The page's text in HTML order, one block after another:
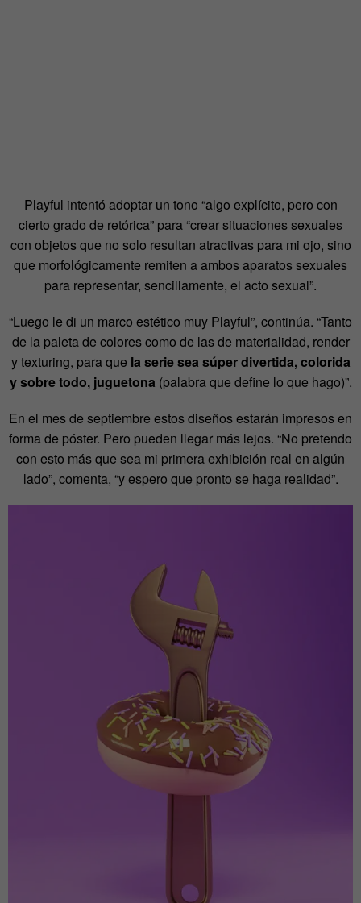
Playful intentó adoptar un tono “algo explícito, pero con
cierto grado de retórica” para “crear situaciones sexuales
con objetos que no solo resultan atractivas para mi ojo, sino
que morfológicamente remiten a ambos aparatos sexuales
para representar, sencillamente, el acto sexual”.
“Luego le di un marco estético muy Playful”, continúa. “Tanto
de la paleta de colores como de las de materialidad, render
y texturing, para que la serie sea súper divertida, colorida
y sobre todo, juguetona (palabra que define lo que hago)”.
En el mes de septiembre estos diseños estarán impresos en
forma de póster. Pero pueden llegar más lejos. “No pretendo
con esto más que sea mi primera exhibición real en algún
lado”, comenta, “y espero que pronto se haga realidad”.